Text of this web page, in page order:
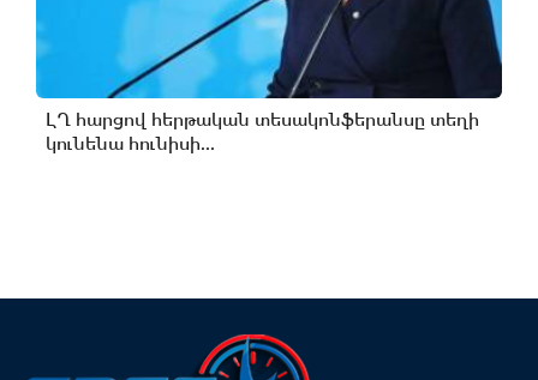
ԼՂ հարցով հերթական տեսակոնֆերանսը տեղի
կունենա հունիսի...